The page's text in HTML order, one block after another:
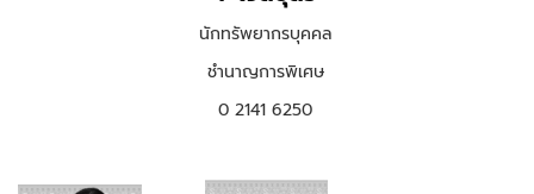
นักทรัพยากรบุคคล
ชำนาญการพิเศษ
0 2141 6250